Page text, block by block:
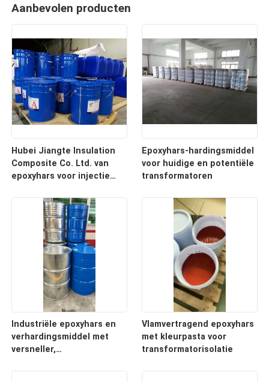
Aanbevolen producten
Hubei Jiangte Insulation
Composite Co. Ltd. van
epoxyhars voor injectie
transformatoren
Epoxyhars-hardingsmiddel
voor huidige en potentiële
transformatoren
Industriële epoxyhars en
verhardingsmiddel met
versneller,
Vlamvertragend epoxyhars
met kleurpasta voor
transformatorisolatie